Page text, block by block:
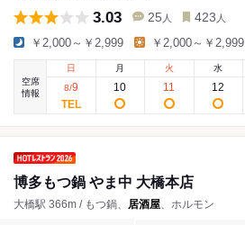
3.03 25 人 423 人
￥2,000～￥2,999 ￥2,000～￥2,999
空席
情報
日
8/9
月
10
火
11
水
12
博多もつ鍋 やま中 大橋本店
大橋駅 366m / もつ鍋、 居酒屋、ホルモン